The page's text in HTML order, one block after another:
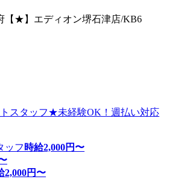
【★】エディオン堺石津店/KB6
トスタッフ★未経験OK！週払い対応
ッフ 時給2,000円〜
2,000円〜